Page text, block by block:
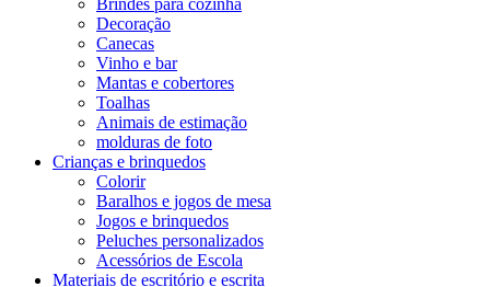
Brindes para cozinha
Decoração
Canecas
Vinho e bar
Mantas e cobertores
Toalhas
Animais de estimação
molduras de foto
Crianças e brinquedos
Colorir
Baralhos e jogos de mesa
Jogos e brinquedos
Peluches personalizados
Acessórios de Escola
Materiais de escritório e escrita